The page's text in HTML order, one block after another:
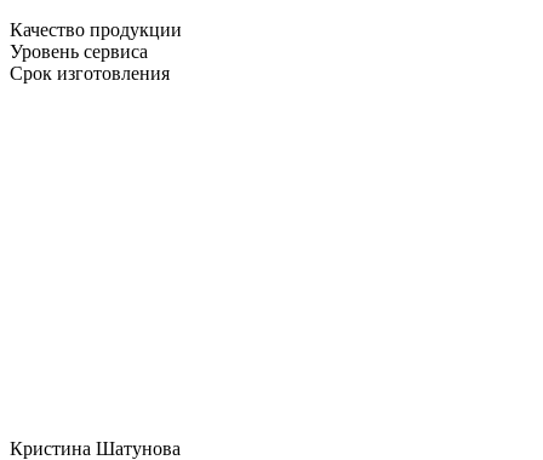
Качество продукции
Уровень сервиса
Срок изготовления
Кристина Шатунова